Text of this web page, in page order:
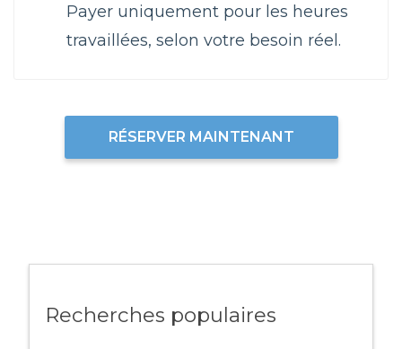
Payer uniquement pour les heures
travaillées, selon votre besoin réel.
RÉSERVER MAINTENANT
Recherches populaires